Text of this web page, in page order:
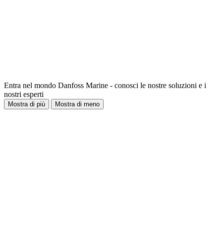
Entra nel mondo Danfoss Marine - conosci le nostre soluzioni e i
nostri esperti
Mostra di più Mostra di meno